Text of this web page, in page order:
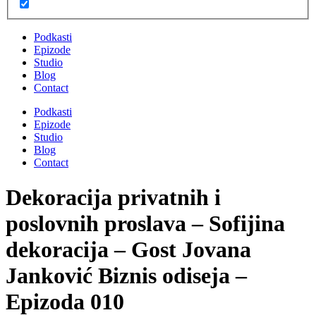
Podkasti
Epizode
Studio
Blog
Contact
Podkasti
Epizode
Studio
Blog
Contact
Dekoracija privatnih i
poslovnih proslava – Sofijina
dekoracija – Gost Jovana
Janković Biznis odiseja –
Epizoda 010